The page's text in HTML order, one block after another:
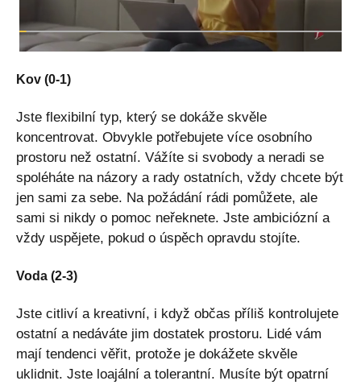
Kov (0-1)
Jste flexibilní typ, který se dokáže skvěle
koncentrovat. Obvykle potřebujete více osobního
prostoru než ostatní. Vážíte si svobody a neradi se
spoléháte na názory a rady ostatních, vždy chcete být
jen sami za sebe. Na požádání rádi pomůžete, ale
sami si nikdy o pomoc neřeknete. Jste ambiciózní a
vždy uspějete, pokud o úspěch opravdu stojíte.
Voda (2-3)
Jste citliví a kreativní, i když občas příliš kontrolujete
ostatní a nedáváte jim dostatek prostoru. Lidé vám
mají tendenci věřit, protože je dokážete skvěle
uklidnit. Jste loajální a tolerantní. Musíte být opatrní